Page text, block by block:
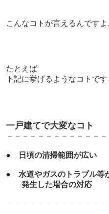
こんなコトが言えるんですよ
たとえば
下記に挙げるようなコトです
一戸建てで大変なコト
－－－－－－－－－－－－
● 日頃の清掃範囲が広い
● 水道やガスのトラブル等
発生した場合の対応
－－－－－－－－－－－－